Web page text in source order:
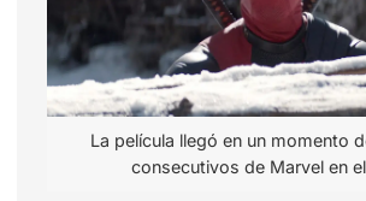
La película llegó en un momento
consecutivos de Marvel en